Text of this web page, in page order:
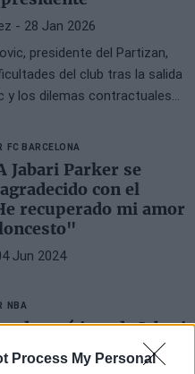
Process My Personal
- 28 Jan 2026
presidente del Partizan,
del club tras la salida
y los dilemas contractuales
FC BARCELONA
Jabari Parker se
con el
recuperado mi amor
Jun 2024
NBA
críticas de Jabari
NBA